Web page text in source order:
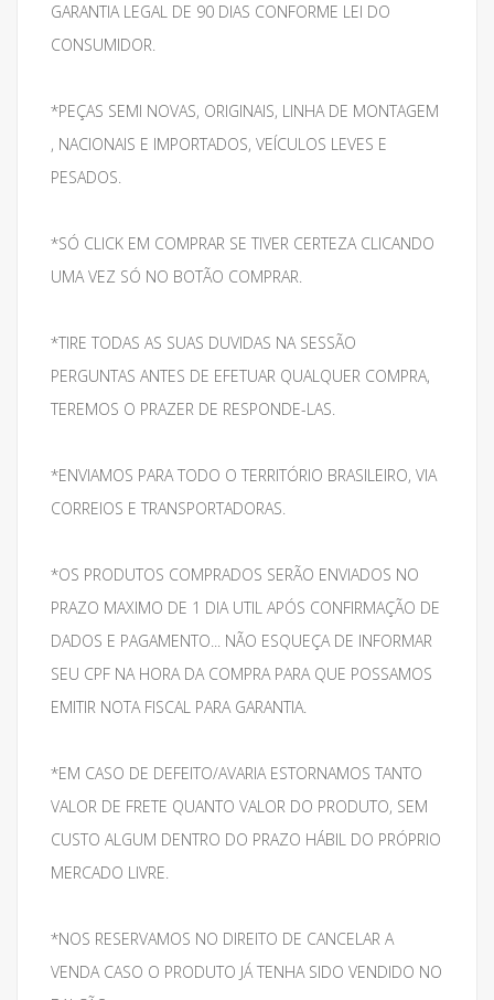
GARANTIA LEGAL DE 90 DIAS CONFORME LEI DO
CONSUMIDOR.
*PEÇAS SEMI NOVAS, ORIGINAIS, LINHA DE MONTAGEM
, NACIONAIS E IMPORTADOS, VEÍCULOS LEVES E
PESADOS.
*SÓ CLICK EM COMPRAR SE TIVER CERTEZA CLICANDO
UMA VEZ SÓ NO BOTÃO COMPRAR.
*TIRE TODAS AS SUAS DUVIDAS NA SESSÃO
PERGUNTAS ANTES DE EFETUAR QUALQUER COMPRA,
TEREMOS O PRAZER DE RESPONDE-LAS.
*ENVIAMOS PARA TODO O TERRITÓRIO BRASILEIRO, VIA
CORREIOS E TRANSPORTADORAS.
*OS PRODUTOS COMPRADOS SERÃO ENVIADOS NO
PRAZO MAXIMO DE 1 DIA UTIL APÓS CONFIRMAÇÃO DE
DADOS E PAGAMENTO... NÃO ESQUEÇA DE INFORMAR
SEU CPF NA HORA DA COMPRA PARA QUE POSSAMOS
EMITIR NOTA FISCAL PARA GARANTIA.
*EM CASO DE DEFEITO/AVARIA ESTORNAMOS TANTO
VALOR DE FRETE QUANTO VALOR DO PRODUTO, SEM
CUSTO ALGUM DENTRO DO PRAZO HÁBIL DO PRÓPRIO
MERCADO LIVRE.
*NOS RESERVAMOS NO DIREITO DE CANCELAR A
VENDA CASO O PRODUTO JÁ TENHA SIDO VENDIDO NO